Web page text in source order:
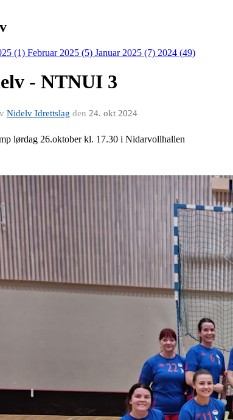
(1) Februar 2025 (5) Januar 2025 (7) 2024 (49)
- NTNUI 3
Nidelv Idrettslag den 24. okt 2024
lørdag 26.oktober kl. 17.30 i Nidarvollhallen